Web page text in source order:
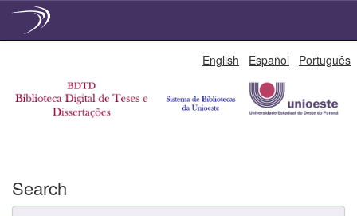
English Español Português
Search